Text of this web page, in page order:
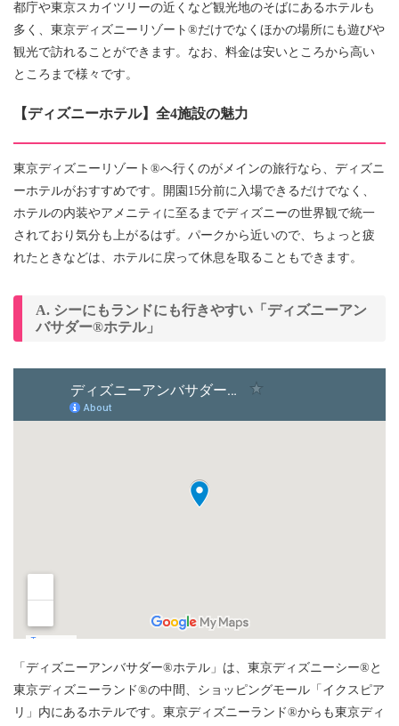
都庁や東京スカイツリーの近くなど観光地のそばにあるホテルも
多く、東京ディズニーリゾート®だけでなくほかの場所にも遊びや
観光で訪れることができます。なお、料金は安いところから高い
ところまで様々です。
【ディズニーホテル】全4施設の魅力
東京ディズニーリゾート®へ行くのがメインの旅行なら、ディズニ
ーホテルがおすすめです。開園15分前に入場できるだけでなく、
ホテルの内装やアメニティに至るまでディズニーの世界観で統一
されており気分も上がるはず。パークから近いので、ちょっと疲
れたときなどは、ホテルに戻って休息を取ることもできます。
A. シーにもランドにも行きやすい「ディズニーアン
バサダー®ホテル」
「ディズニーアンバサダー®ホテル」は、東京ディズニーシー®と
東京ディズニーランド®の中間、ショッピングモール「イクスピア
リ」内にあるホテルです。東京ディズニーランド®からも東京ディ